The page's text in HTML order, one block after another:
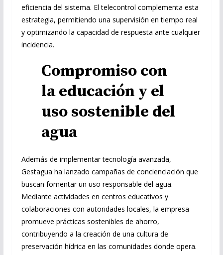
eficiencia del sistema. El telecontrol complementa esta
estrategia, permitiendo una supervisión en tiempo real
y optimizando la capacidad de respuesta ante cualquier
incidencia.
Compromiso con
la educación y el
uso sostenible del
agua
Además de implementar tecnología avanzada,
Gestagua ha lanzado campañas de concienciación que
buscan fomentar un uso responsable del agua.
Mediante actividades en centros educativos y
colaboraciones con autoridades locales, la empresa
promueve prácticas sostenibles de ahorro,
contribuyendo a la creación de una cultura de
preservación hídrica en las comunidades donde opera.